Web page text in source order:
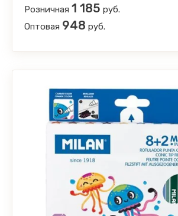
Розничная 1 185 руб.
Оптовая 948 руб.